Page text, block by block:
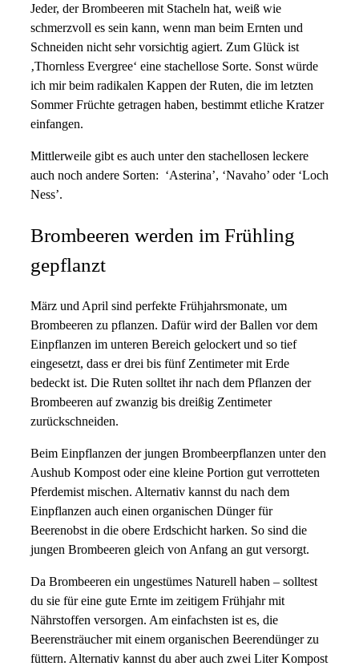
Jeder, der Brombeeren mit Stacheln hat, weiß wie
schmerzvoll es sein kann, wenn man beim Ernten und
Schneiden nicht sehr vorsichtig agiert. Zum Glück ist
‚Thornless Evergree‘ eine stachellose Sorte. Sonst würde
ich mir beim radikalen Kappen der Ruten, die im letzten
Sommer Früchte getragen haben, bestimmt etliche Kratzer
einfangen.
Mittlerweile gibt es auch unter den stachellosen leckere
auch noch andere Sorten: ‘Asterina’, ‘Navaho’ oder ‘Loch
Ness’.
Brombeeren werden im Frühling
gepflanzt
März und April sind perfekte Frühjahrsmonate, um
Brombeeren zu pflanzen. Dafür wird der Ballen vor dem
Einpflanzen im unteren Bereich gelockert und so tief
eingesetzt, dass er drei bis fünf Zentimeter mit Erde
bedeckt ist. Die Ruten solltet ihr nach dem Pflanzen der
Brombeeren auf zwanzig bis dreißig Zentimeter
zurückschneiden.
Beim Einpflanzen der jungen Brombeerpflanzen unter den
Aushub Kompost oder eine kleine Portion gut verrotteten
Pferdemist mischen. Alternativ kannst du nach dem
Einpflanzen auch einen organischen Dünger für
Beerenobst in die obere Erdschicht harken. So sind die
jungen Brombeeren gleich von Anfang an gut versorgt.
Da Brombeeren ein ungestümes Naturell haben – solltest
du sie für eine gute Ernte im zeitigem Frühjahr mit
Nährstoffen versorgen. Am einfachsten ist es, die
Beerensträucher mit einem organischen Beerendünger zu
füttern. Alternativ kannst du aber auch zwei Liter Kompost